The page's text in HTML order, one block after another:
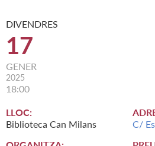
DIVENDRES
17
GENER
2025
18:00
LLOC:
Biblioteca Can Milans
C/